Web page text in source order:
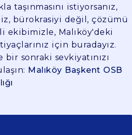
taşınmasını istiyorsanız,
bürokrasiyi değil, çözümü
ekibimizle, Malıköy'deki
için buradayız.
sonraki sevkiyatınızı
Malıköy Başkent OSB